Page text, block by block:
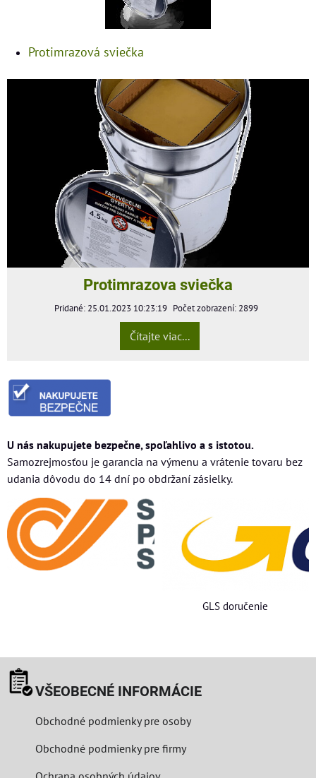
Protimrazová sviečka
Protimrazova sviečka
Pridané: 25.01.2023 10:23:19 Počet zobrazení: 2899
Čítajte viac...
U nás nakupujete bezpečne, spoľahlivo a s istotou.
Samozrejmosťou je garancia na výmenu a vrátenie tovaru bez
udania dôvodu do 14 dní po obdržaní zásielky.
GLS doručenie
VŠEOBECNÉ INFORMÁCIE
Obchodné podmienky pre osoby
Obchodné podmienky pre firmy